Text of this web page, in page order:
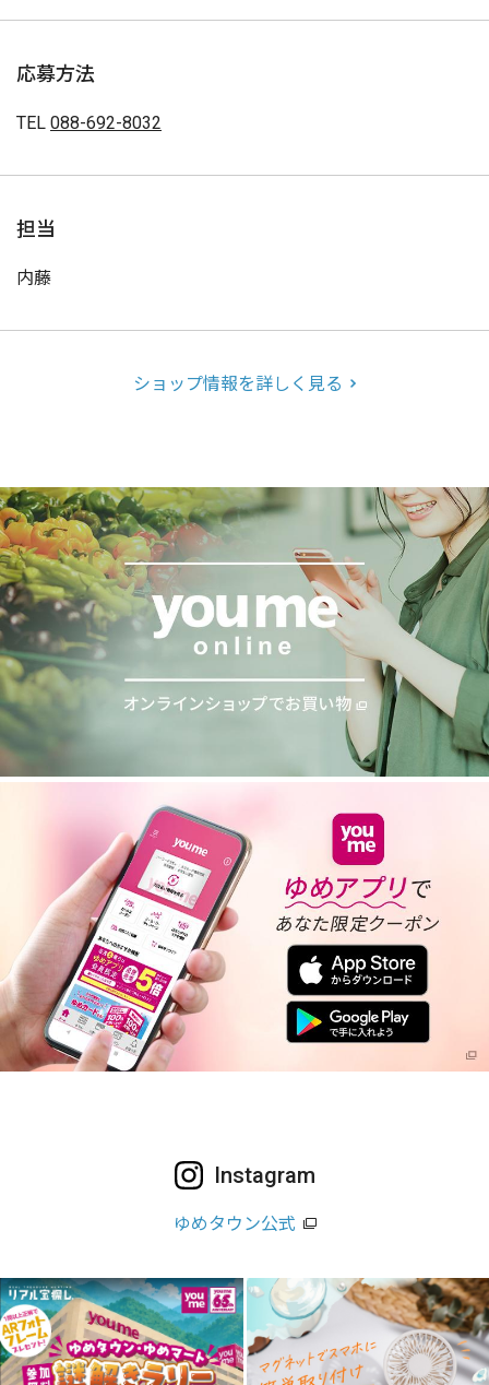
応募方法
TEL 088-692-8032
担当
内藤
ショップ情報を詳しく見る
Instagram
ゆめタウン公式